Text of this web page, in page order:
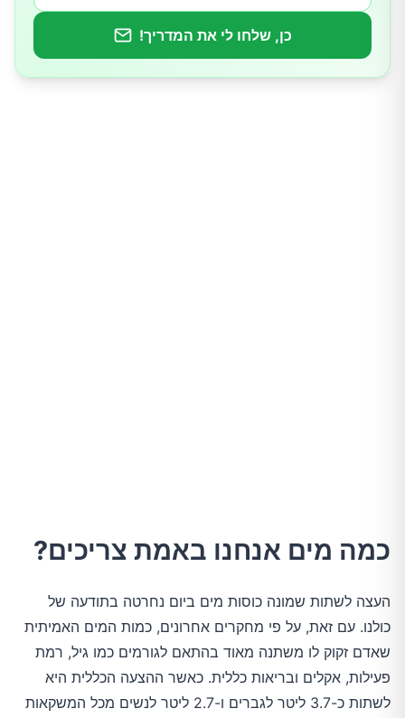
כן, שלחו לי את המדריך!
כמה מים אנחנו באמת צריכים?
העצה לשתות שמונה כוסות מים ביום נחרטה בתודעה של
כולנו. עם זאת, על פי מחקרים אחרונים, כמות המים האמיתית
שאדם זקוק לו משתנה מאוד בהתאם לגורמים כמו גיל, רמת
פעילות, אקלים ובריאות כללית. כאשר ההצעה הכללית היא
לשתות כ-3.7 ליטר לגברים ו-2.7 ליטר לנשים מכל המשקאות